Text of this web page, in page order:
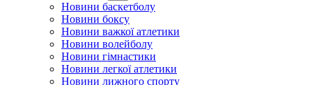
Новини баскетболу
Новини боксу
Новини важкої атлетики
Новини волейболу
Новини гімнастики
Новини легкої атлетики
Новини лижного спорту